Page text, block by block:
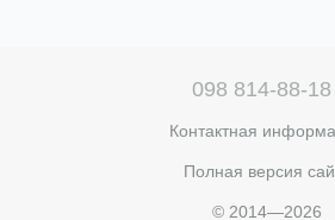
098 814-88-18
Контактная
Полная версия
© 2014—2026